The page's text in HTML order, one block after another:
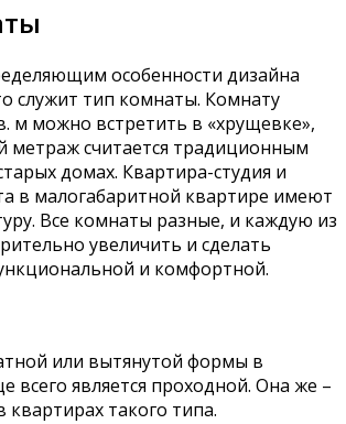
особенности дизайна
служит тип комнаты. Комнату
м можно встретить в «хрущевке»,
метраж считается традиционным
домах. Квартира-студия и
в малогабаритной квартире имеют
Все комнаты разные, и каждую из
увеличить и сделать
и комфортной.
или вытянутой формы в
всего является проходной. Она же –
квартирах такого типа.